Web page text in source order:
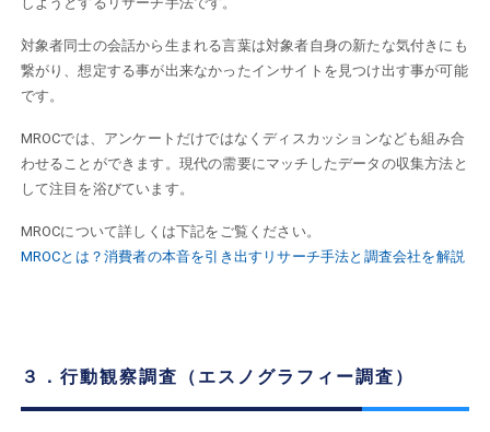
対象者同士の会話から生まれる言葉は対象者自身の新たな気付きにも
繋がり、想定する事が出来なかったインサイトを見つけ出す事が可能
です。
MROCでは、アンケートだけではなくディスカッションなども組み合
わせることができます。現代の需要にマッチしたデータの収集方法と
して注目を浴びています。
MROCについて詳しくは下記をご覧ください。
MROCとは？消費者の本音を引き出すリサーチ手法と調査会社を解説
３．行動観察調査（エスノグラフィー調査）